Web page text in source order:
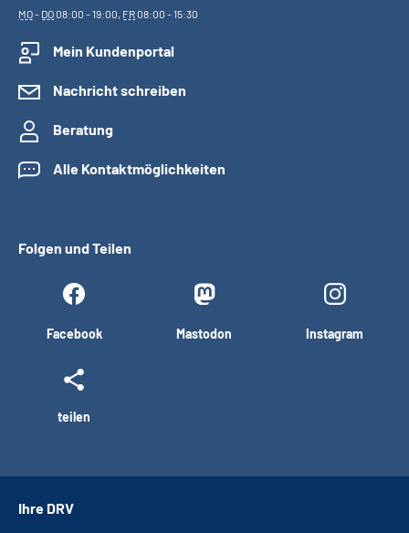
MO- DO08:00 - 19:00, FR08:00 - 15:30
Mein Kundenportal
Nachricht schreiben
Beratung
Alle Kontaktmöglichkeiten
Folgen und Teilen
Facebook Mastodon Instagram
teilen
Ihre DRV